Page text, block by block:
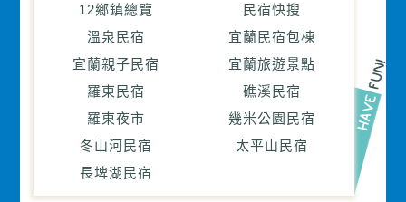
12鄉鎮總覽
民宿快搜
溫泉民宿
宜蘭民宿包棟
宜蘭親子民宿
宜蘭旅遊景點
羅東民宿
礁溪民宿
羅東夜市
幾米公園民宿
冬山河民宿
太平山民宿
長埤湖民宿